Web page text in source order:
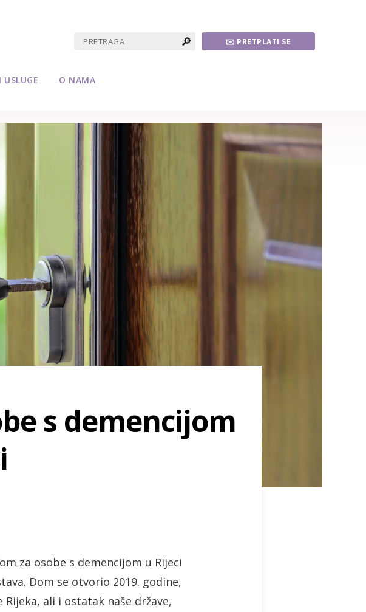
🔎 ✉️ PRETPLATI SE
USLUGE O NAMA
s demencijom
za osobe s demencijom u Rijeci
Dom se otvorio 2019. godine,
ali i ostatak naše države,